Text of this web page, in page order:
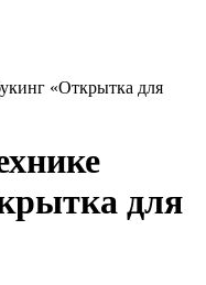
«Открытка для
для